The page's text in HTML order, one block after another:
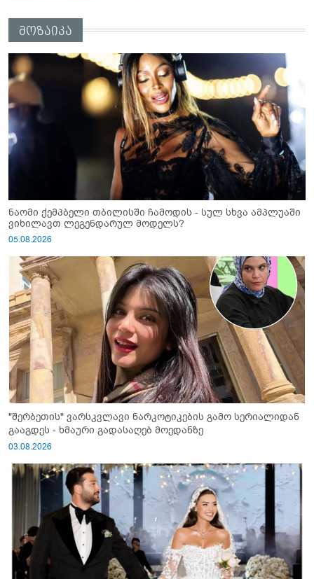
მოზაიკა
ნაომი ქემპბელი თბილისში ჩამოდის - სულ სხვა ამპლუაში
ვიხილავთ ლეგენდარულ მოდელს?
05.08.2026
"შერბეთის" ვარსკვლავი ნარკოტიკების გამო სერიალიდან
გააგდეს - ხმაური გადასაღებ მოედანზე
03.08.2026